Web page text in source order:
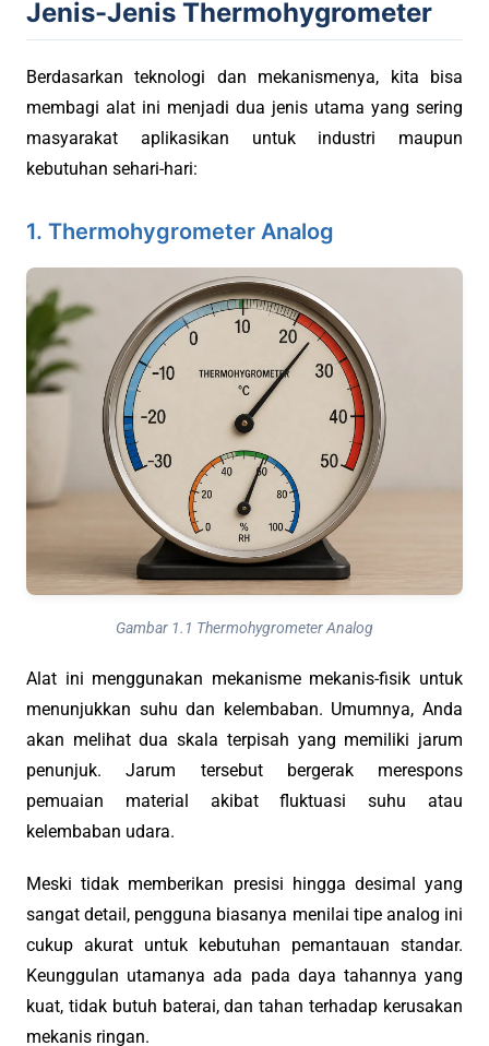
Jenis-Jenis Thermohygrometer
Berdasarkan teknologi dan mekanismenya, kita bisa
membagi alat ini menjadi dua jenis utama yang sering
masyarakat aplikasikan untuk industri maupun
kebutuhan sehari-hari:
1. Thermohygrometer Analog
Gambar 1.1 Thermohygrometer Analog
Alat ini menggunakan mekanisme mekanis-fisik untuk
menunjukkan suhu dan kelembaban. Umumnya, Anda
akan melihat dua skala terpisah yang memiliki jarum
penunjuk. Jarum tersebut bergerak merespons
pemuaian material akibat fluktuasi suhu atau
kelembaban udara.
Meski tidak memberikan presisi hingga desimal yang
sangat detail, pengguna biasanya menilai tipe analog ini
cukup akurat untuk kebutuhan pemantauan standar.
Keunggulan utamanya ada pada daya tahannya yang
kuat, tidak butuh baterai, dan tahan terhadap kerusakan
mekanis ringan.